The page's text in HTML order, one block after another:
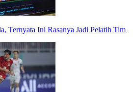
Ternyata Ini Rasanya Jadi Pelatih Tim